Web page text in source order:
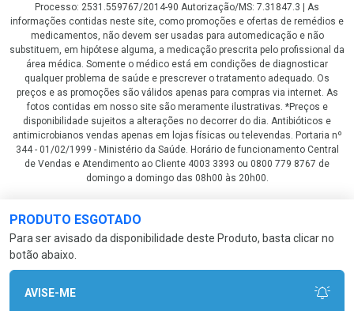
PRODUTO ESGOTADO
Para ser avisado da disponibilidade deste Produto, basta clicar no
botão abaixo.
AVISE-ME
Processo: 2531.559767/2014-90 Autorização/MS: 7.31847.3 | As
informações contidas neste site, como promoções e ofertas de remédios e
medicamentos, não devem ser usadas para automedicação e não
substituem, em hipótese alguma, a medicação prescrita pelo profissional da
área médica. Somente o médico está em condições de diagnosticar
qualquer problema de saúde e prescrever o tratamento adequado. Os
preços e as promoções são válidos apenas para compras via internet. As
fotos contidas em nosso site são meramente ilustrativas. *Preços e
disponibilidade sujeitos a alterações no decorrer do dia. Antibióticos e
antimicrobianos vendas apenas em lojas físicas ou televendas. Portaria nº
344 - 01/02/1999 - Ministério da Saúde. Horário de funcionamento Central
de Vendas e Atendimento ao Cliente 4003 3393 ou 0800 779 8767 de
domingo a domingo das 08h00 às 20h00.
LGPD Aceite os Cookies